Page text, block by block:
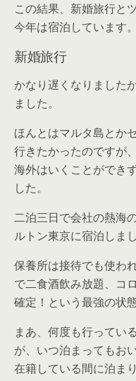
この結果、新婚旅行と
今年は宿泊しています。
新婚旅行
かなり遅くなりました
ました。
ほんとはマルタ島とか
行きたかったのですが
海外はいくことができ
した。
二泊三日で会社の熱海
ルトン東京に宿泊しまし
保養所は接待でも使わ
で二食酒飲み放題、コ
確定！という最強の状
まあ、何度も行ってい
が、いつ泊まってもお
在籍している間に泊ま